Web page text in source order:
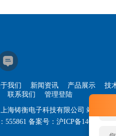
我们 新闻资讯 产品展示 技
联系我们 管理登陆
海铸衡电子科技有限公司 站点地图
555861 备案号： 沪ICP备14030360号